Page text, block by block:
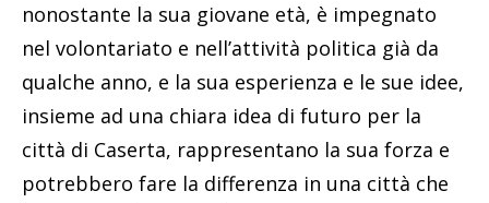
nonostante la sua giovane età, è impegnato
nel volontariato e nell’attività politica già da
qualche anno, e la sua esperienza e le sue idee,
insieme ad una chiara idea di futuro per la
città di Caserta, rappresentano la sua forza e
potrebbero fare la differenza in una città che